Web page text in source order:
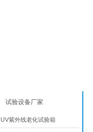
试验设备厂家
UV紫外线老化试验箱